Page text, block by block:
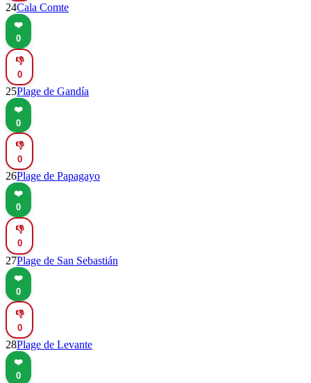
24Cala Comte
❤️
0
👎
0
25Plage de Gandía
❤️
0
👎
0
26Plage de Papagayo
❤️
0
👎
0
27Plage de San Sebastián
❤️
0
👎
0
28Plage de Levante
❤️
0